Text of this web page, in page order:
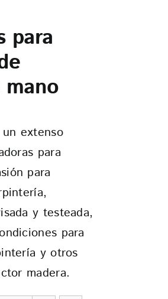
para
mano
extenso
para
para
y testeada,
para
y otros
madera.